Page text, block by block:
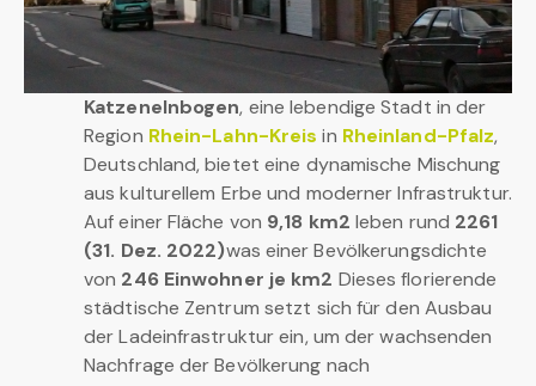
Katzenelnbogen, eine lebendige Stadt in der
Region Rhein-Lahn-Kreis in Rheinland-Pfalz,
Deutschland, bietet eine dynamische Mischung
aus kulturellem Erbe und moderner Infrastruktur.
Auf einer Fläche von 9,18 km2 leben rund 2261
(31. Dez. 2022)was einer Bevölkerungsdichte
von 246 Einwohner je km2 Dieses florierende
städtische Zentrum setzt sich für den Ausbau
der Ladeinfrastruktur ein, um der wachsenden
Nachfrage der Bevölkerung nach